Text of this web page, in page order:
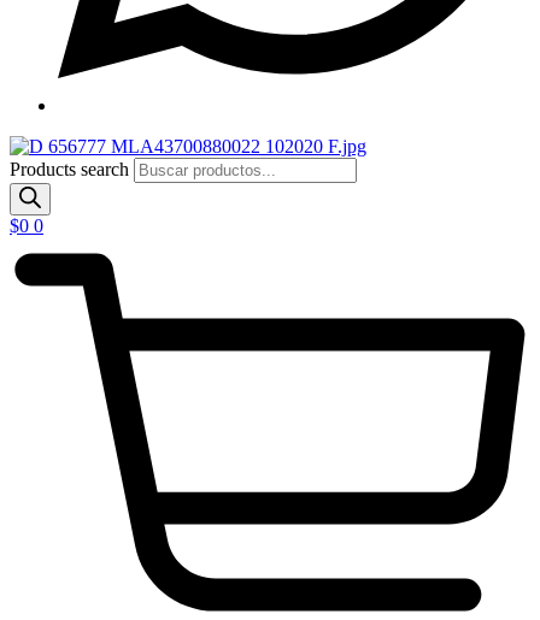
Products search
$0 0